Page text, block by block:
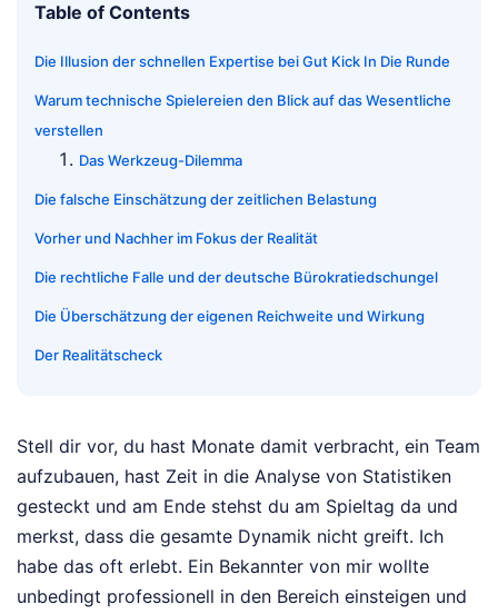
Table of Contents
Die Illusion der schnellen Expertise bei Gut Kick In Die Runde
Warum technische Spielereien den Blick auf das Wesentliche
verstellen
Das Werkzeug-Dilemma
Die falsche Einschätzung der zeitlichen Belastung
Vorher und Nachher im Fokus der Realität
Die rechtliche Falle und der deutsche Bürokratiedschungel
Die Überschätzung der eigenen Reichweite und Wirkung
Der Realitätscheck
Stell dir vor, du hast Monate damit verbracht, ein Team
aufzubauen, hast Zeit in die Analyse von Statistiken
gesteckt und am Ende stehst du am Spieltag da und
merkst, dass die gesamte Dynamik nicht greift. Ich
habe das oft erlebt. Ein Bekannter von mir wollte
unbedingt professionell in den Bereich einsteigen und